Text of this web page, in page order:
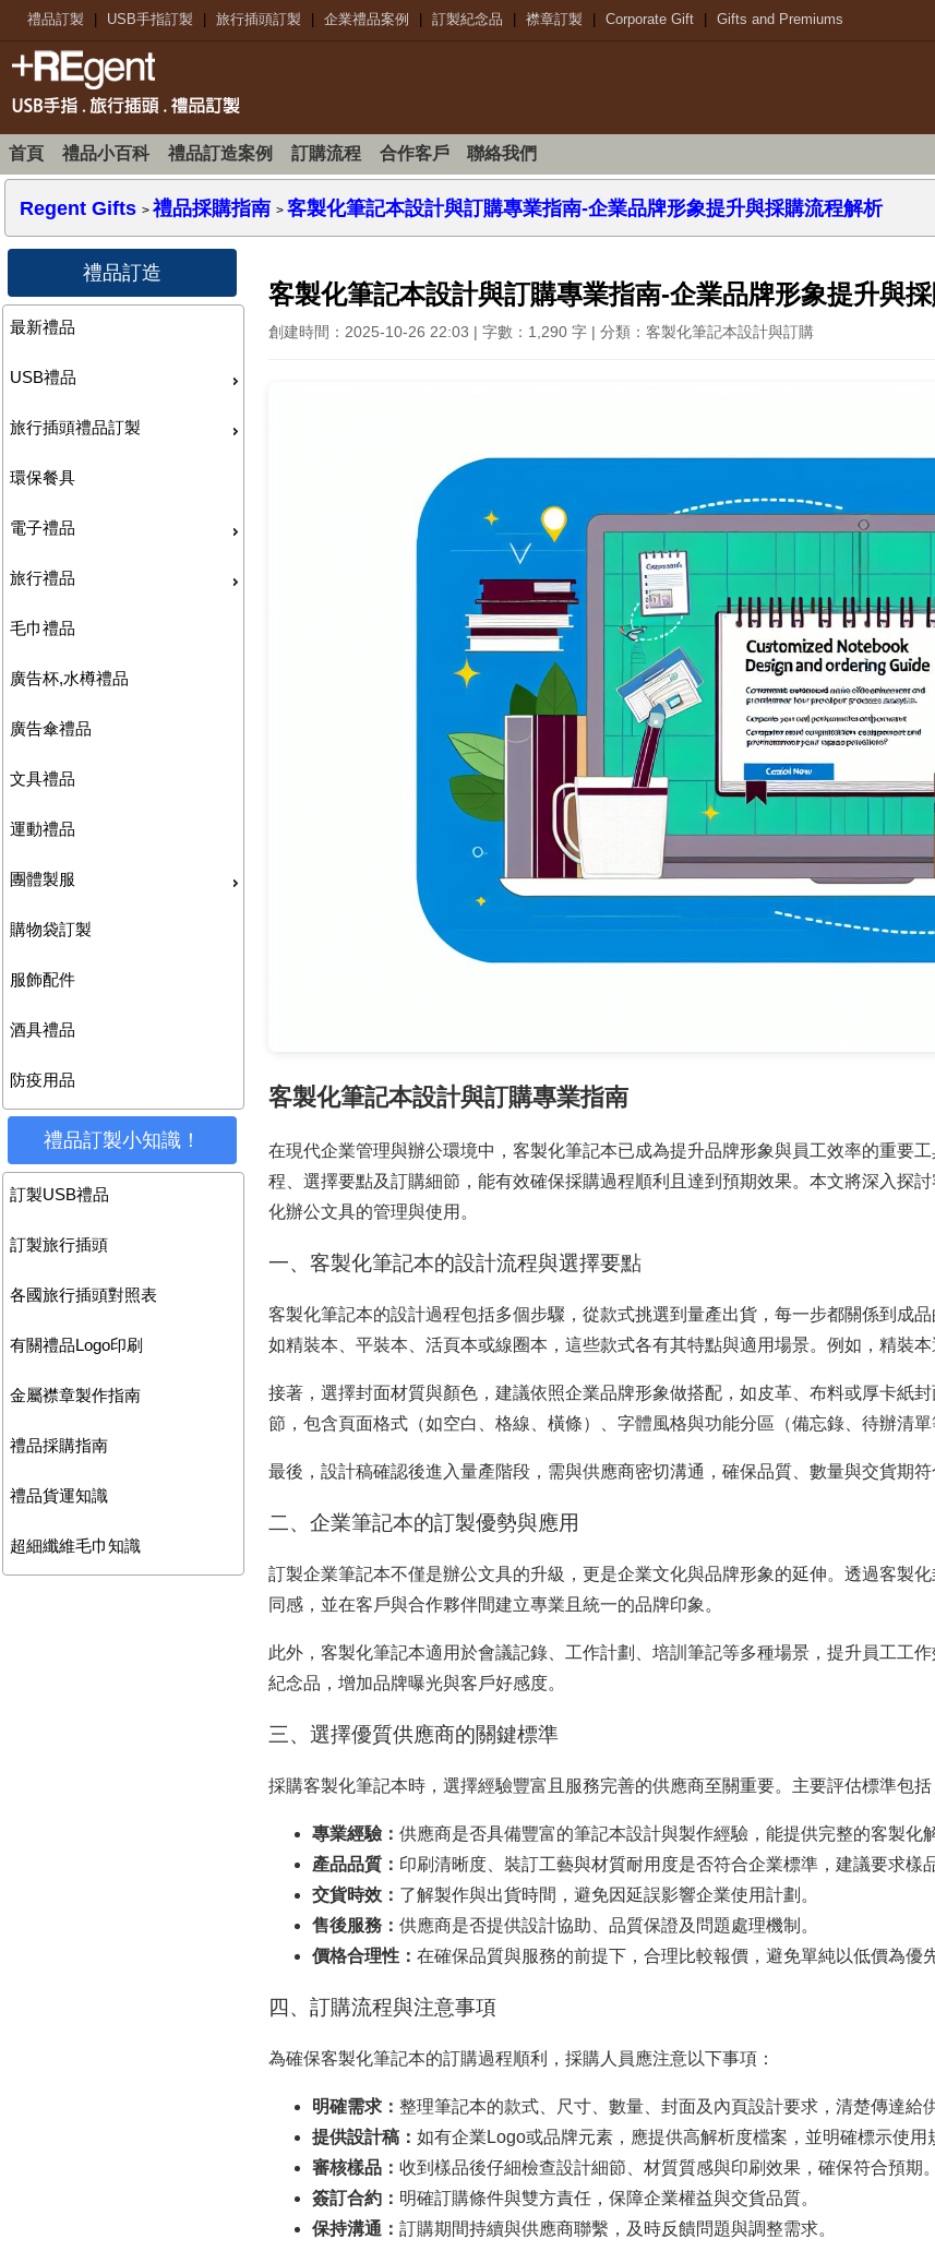
禮品訂製 USB手指訂製 旅行插頭訂製 企業禮品案例 訂製紀念品 襟章訂製 Corporate Gift Gifts and Premiums
首頁 禮品小百科 禮品訂造案例 訂購流程 合作客戶 聯絡我們
Regent Gifts >禮品採購指南 >客製化筆記本設計與訂購專業指南-企業品牌形象提升與採購流程解析
禮品訂造
最新禮品
USB禮品
旅行插頭禮品訂製
環保餐具
電子禮品
旅行禮品
毛巾禮品
廣告杯,水樽禮品
廣告傘禮品
文具禮品
運動禮品
團體製服
購物袋訂製
服飾配件
酒具禮品
防疫用品
禮品訂製小知識！
訂製USB禮品
訂製旅行插頭
各國旅行插頭對照表
有關禮品Logo印刷
金屬襟章製作指南
禮品採購指南
禮品貨運知識
超細纖維毛巾知識
客製化筆記本設計與訂購專業指南-企業品牌形象提升與
創建時間：2025-10-26 22:03 | 字數：1,290 字 | 分類：客製化筆記本設計與訂購
客製化筆記本設計與訂購專業指南
在現代企業管理與辦公環境中，客製化筆記本已成為提升品牌形象與員工效率的重要
程、選擇要點及訂購細節，能有效確保採購過程順利且達到預期效果。本文將深入探
化辦公文具的管理與使用。
一、客製化筆記本的設計流程與選擇要點
客製化筆記本的設計過程包括多個步驟，從款式挑選到量產出貨，每一步都關係到成
如精裝本、平裝本、活頁本或線圈本，這些款式各有其特點與適用場景。例如，精裝
接著，選擇封面材質與顏色，建議依照企業品牌形象做搭配，如皮革、布料或厚卡紙
節，包含頁面格式（如空白、格線、橫條）、字體風格與功能分區（備忘錄、待辦清
最後，設計稿確認後進入量產階段，需與供應商密切溝通，確保品質、數量與交貨期符
二、企業筆記本的訂製優勢與應用
訂製企業筆記本不僅是辦公文具的升級，更是企業文化與品牌形象的延伸。透過客製
同感，並在客戶與合作夥伴間建立專業且統一的品牌印象。
此外，客製化筆記本適用於會議記錄、工作計劃、培訓筆記等多種場景，提升員工工
紀念品，增加品牌曝光與客戶好感度。
三、選擇優質供應商的關鍵標準
採購客製化筆記本時，選擇經驗豐富且服務完善的供應商至關重要。主要評估標準包括
專業經驗：供應商是否具備豐富的筆記本設計與製作經驗，能提供完整的客製化
產品品質： 印刷清晰度、裝訂工藝與材質耐用度是否符合企業標準，建議要求樣
交貨時效： 了解製作與出貨時間，避免因延誤影響企業使用計劃。
售後服務：供應商是否提供設計協助、品質保證及問題處理機制。
價格合理性：在確保品質與服務的前提下，合理比較報價，避免單純以低價為優先
四、訂購流程與注意事項
為確保客製化筆記本的訂購過程順利，採購人員應注意以下事項：
明確需求：整理筆記本的款式、尺寸、數量、封面及內頁設計要求，清楚傳達給
提供設計稿：如有企業Logo或品牌元素，應提供高解析度檔案，並明確標示使用
審核樣品：收到樣品後仔細檢查設計細節、材質質感與印刷效果，確保符合預期。
簽訂合約： 明確訂購條件與雙方責任，保障企業權益與交貨品質。
保持溝通：訂購期間持續與供應商聯繫，及時反饋問題與調整需求。